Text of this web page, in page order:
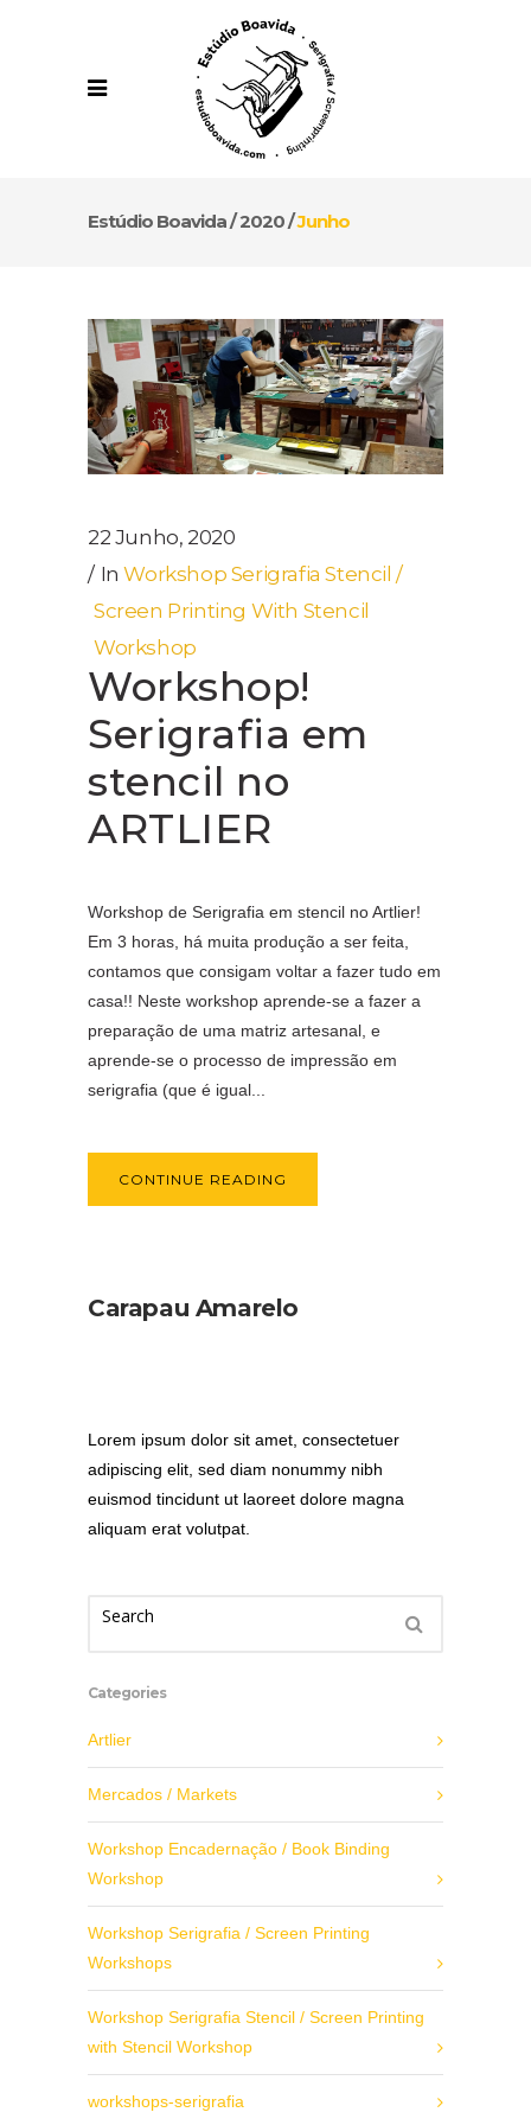
Estúdio Boavida/2020/Junho
22 Junho, 2020
InWorkshop Serigrafia Stencil /
Screen Printing With Stencil
Workshop
Workshop!
Serigrafia em
stencil no
ARTLIER
Workshop de Serigrafia em stencil no Artlier!
Em 3 horas, há muita produção a ser feita,
contamos que consigam voltar a fazer tudo em
casa!! Neste workshop aprende-se a fazer a
preparação de uma matriz artesanal, e
aprende-se o processo de impressão em
serigrafia (que é igual...
CONTINUE READING
Carapau Amarelo
Lorem ipsum dolor sit amet, consectetuer
adipiscing elit, sed diam nonummy nibh
euismod tincidunt ut laoreet dolore magna
aliquam erat volutpat.
Categories
Artlier
Mercados / Markets
Workshop Encadernação / Book Binding
Workshop
Workshop Serigrafia / Screen Printing
Workshops
Workshop Serigrafia Stencil / Screen Printing
with Stencil Workshop
workshops-serigrafia